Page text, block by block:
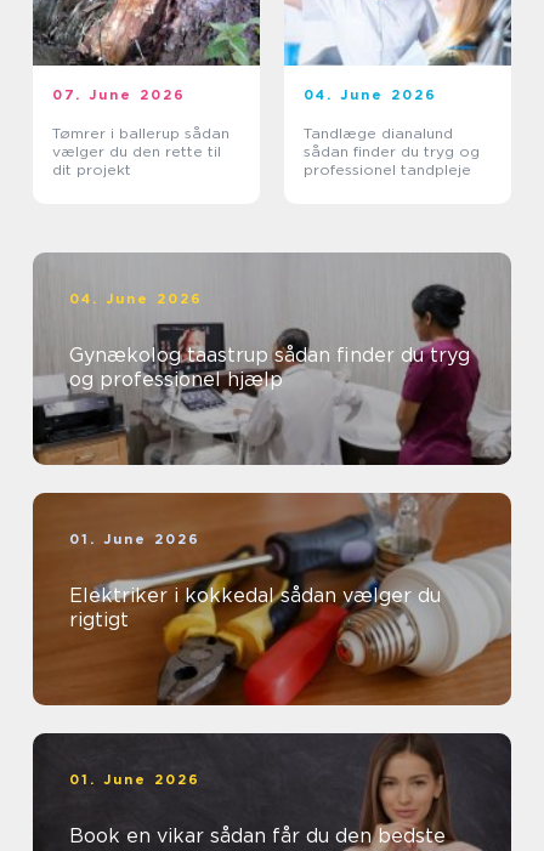
07. June 2026
Tømrer i ballerup sådan
vælger du den rette til
dit projekt
04. June 2026
Tandlæge dianalund
sådan finder du tryg og
professionel tandpleje
04. June 2026
Gynækolog taastrup sådan finder du tryg
og professionel hjælp
01. June 2026
Elektriker i kokkedal sådan vælger du
rigtigt
01. June 2026
Book en vikar sådan får du den bedste